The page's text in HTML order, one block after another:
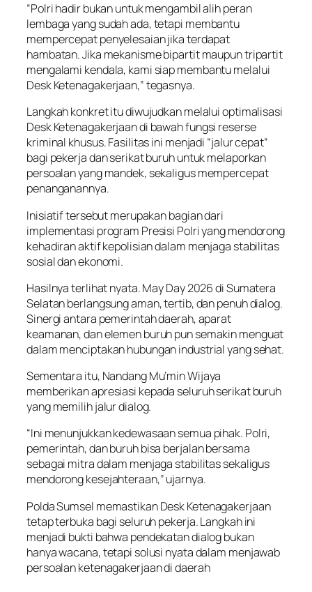
“Polri hadir bukan untuk mengambil alih peran
lembaga yang sudah ada, tetapi membantu
mempercepat penyelesaian jika terdapat
hambatan. Jika mekanisme bipartit maupun tripartit
mengalami kendala, kami siap membantu melalui
Desk Ketenagakerjaan,” tegasnya.
Langkah konkret itu diwujudkan melalui optimalisasi
Desk Ketenagakerjaan di bawah fungsi reserse
kriminal khusus. Fasilitas ini menjadi “jalur cepat”
bagi pekerja dan serikat buruh untuk melaporkan
persoalan yang mandek, sekaligus mempercepat
penanganannya.
Inisiatif tersebut merupakan bagian dari
implementasi program Presisi Polri yang mendorong
kehadiran aktif kepolisian dalam menjaga stabilitas
sosial dan ekonomi.
Hasilnya terlihat nyata. May Day 2026 di Sumatera
Selatan berlangsung aman, tertib, dan penuh dialog.
Sinergi antara pemerintah daerah, aparat
keamanan, dan elemen buruh pun semakin menguat
dalam menciptakan hubungan industrial yang sehat.
Sementara itu, Nandang Mu’min Wijaya
memberikan apresiasi kepada seluruh serikat buruh
yang memilih jalur dialog.
“Ini menunjukkan kedewasaan semua pihak. Polri,
pemerintah, dan buruh bisa berjalan bersama
sebagai mitra dalam menjaga stabilitas sekaligus
mendorong kesejahteraan,” ujarnya.
Polda Sumsel memastikan Desk Ketenagakerjaan
tetap terbuka bagi seluruh pekerja. Langkah ini
menjadi bukti bahwa pendekatan dialog bukan
hanya wacana, tetapi solusi nyata dalam menjawab
persoalan ketenagakerjaan di daerah